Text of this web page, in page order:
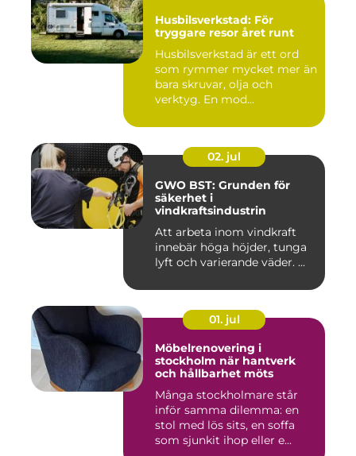
Husbilsverkstad: För
tryggare resor året runt
Husbilsverkstad är ett ord
som rymmer mycket mer än
bara skruvar, olja och
verktyg. En mod...
02. jul
GWO BST: Grunden för
säkerhet i
vindkraftsindustrin
Att arbeta inom vindkraft
innebär höga höjder, tunga
lyft och varierande väder. ...
01. jul
Möbelrenovering i
stockholm när hantverk
och hållbarhet möts
Många stockholmare står
inför samma dilemma: en
stol med lös sits, en soffa
som sjunkit ihop eller e...